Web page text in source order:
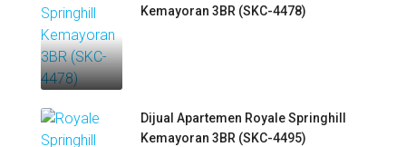
Kemayoran 3BR (SKC-4478)
Dijual Apartemen Royale Springhill
Kemayoran 3BR (SKC-4495)